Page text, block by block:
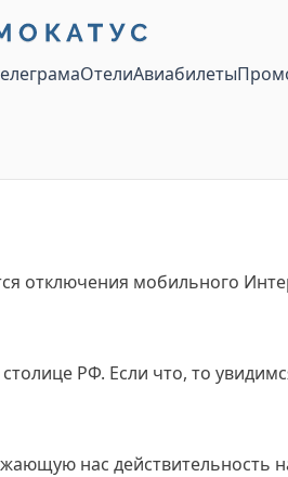
ОтелиАвиабилеты
отключения мобильного
РФ. Если что, то
нас действительность